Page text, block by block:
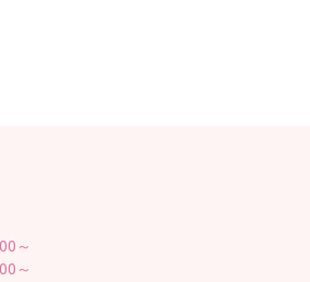
～
～